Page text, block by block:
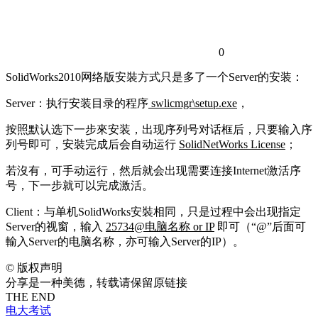
0
SolidWorks2010网络版安裝方式只是多了一个Server的安装：
Server：执行安装目录的程序 swlicmgr\setup.exe ，
按照默认选下一步來安装，出现序列号对话框后，只要输入序
列号即可，安裝完成后会自动运行 SolidNetWorks License ；
若沒有，可手动运行，然后就会出现需要连接Internet激活序
号，下一步就可以完成激活。
Client：与单机SolidWorks安裝相同，只是过程中会出现指定
Server的视窗，输入 25734@电脑名称 or IP即可（“@”后面可
輸入Server的电脑名称，亦可输入Server的IP）。
© 版权声明
分享是一种美德，转载请保留原链接
THE END
电大考试